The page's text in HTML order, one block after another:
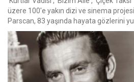
üzere 100'e yakın dizi ve sinema
Parscan, 83 yaşında hayata gözlerini